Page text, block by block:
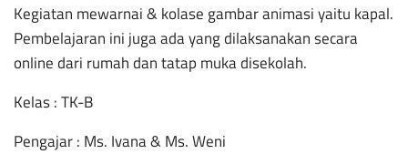
Kegiatan mewarnai & kolase gambar animasi yaitu kapal.
Pembelajaran ini juga ada yang dilaksanakan secara
online dari rumah dan tatap muka disekolah.
Kelas : TK-B
Pengajar : Ms. Ivana & Ms. Weni